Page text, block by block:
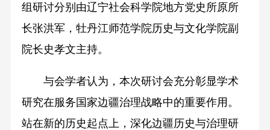
组研讨分别由辽宁社会科学院地方党史所原所
长张洪军，牡丹江师范学院历史与文化学院副
院长史孝文主持。
与会学者认为，本次研讨会充分彰显学术
研究在服务国家边疆治理战略中的重要作用。
站在新的历史起点上，深化边疆历史与治理研